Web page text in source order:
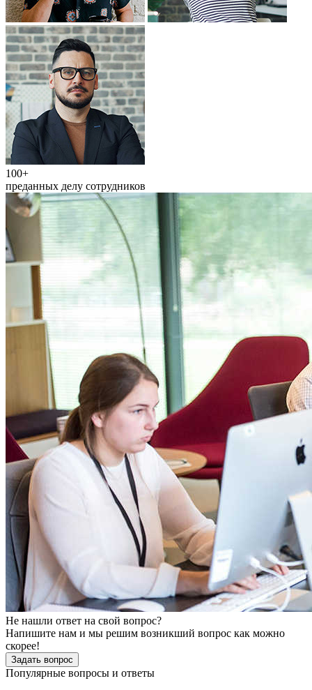
100+
преданных делу сотрудников
Не нашли ответ на свой вопрос?
Напишите нам и мы решим возникший вопрос как можно
скорее!
Задать вопрос
Популярные вопросы и ответы